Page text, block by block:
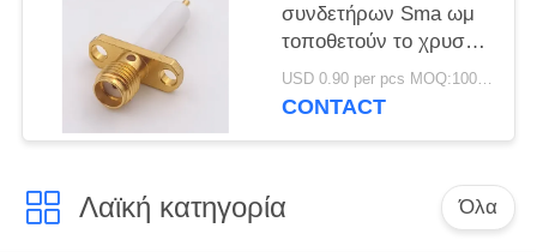
συνδετήρων Sma ωμ
τοποθετούν το χρυσό
φλαντζών 2 τρυπών
που καλύπτεται με
USD 0.90 per pcs MOQ:1000 κομμάτια
CONTACT
Λαϊκή κατηγορία Όλα